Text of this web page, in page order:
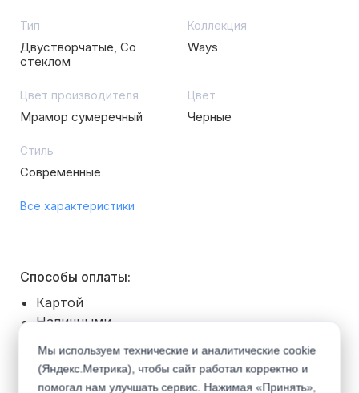
Тип
Двустворчатые, Со
стеклом
Коллекция
Ways
Цвет производителя
Мрамор сумеречный
Цвет
Черные
Стиль
Современные
Все характеристики
Способы оплаты:
Картой
Наличными
Покупка в рассрочку
Мы используем технические и аналитические cookie
(Яндекс.Метрика), чтобы сайт работал корректно и
помогал нам улучшать сервис. Нажимая «Принять»,